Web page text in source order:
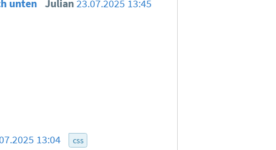
unten Julian23.07.2025 13:45
13:04 css